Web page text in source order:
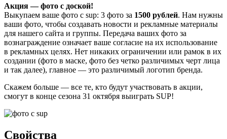
Акция — фото с доской!
Выкупаем ваше фото c sup: 3 фото за 1500 рублей. Нам нужны
ваши фото, чтобы создавать новости и рекламные материалы
для нашего сайта и группы. Передача ваших фото за
вознаграждение означает ваше согласие на их использование
в рекламных целях. Нет никаких ограничении или рамок в их
создании (фото в маске, фото без четко различимых черт лица
и так далее), главное — это различимый логотип бренда.
Скажем больше — все те, кто будут участвовать в акции,
смогут в конце сезона 31 октября выиграть SUP!
Свойства